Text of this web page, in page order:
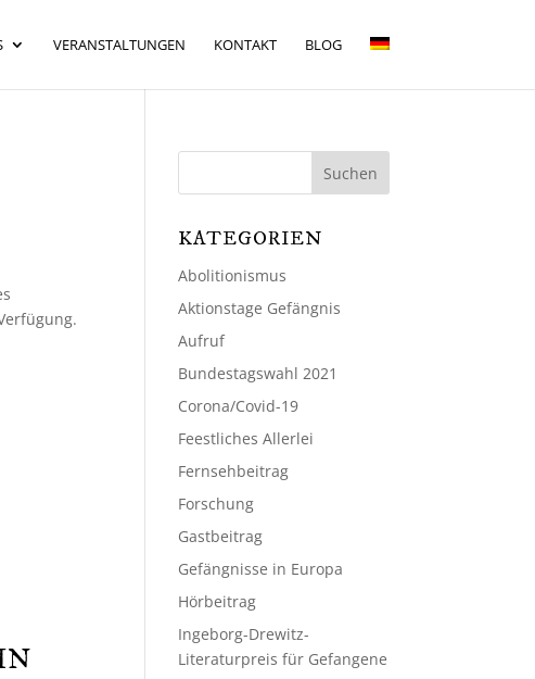
VERANSTALTUNGEN KONTAKT BLOG
KATEGORIEN
Abolitionismus
Aktionstage Gefängnis
Aufruf
Bundestagswahl 2021
Corona/Covid-19
Feestliches Allerlei
Fernsehbeitrag
Forschung
Gastbeitrag
Gefängnisse in Europa
Hörbeitrag
Ingeborg-Drewitz-
Literaturpreis für Gefangene